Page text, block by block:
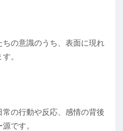
の意識のうち、表面に現れ
。
の行動や反応、感情の背後
です。